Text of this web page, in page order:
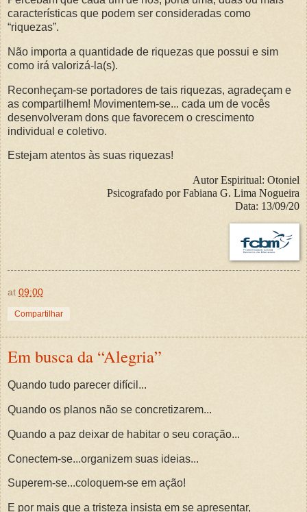
características que podem ser consideradas como
“riquezas”.
Não importa a quantidade de riquezas que possui e sim
como irá valorizá-la(s).
Reconheçam-se portadores de tais riquezas, agradeçam e
as compartilhem! Movimentem-se... cada um de vocês
desenvolveram dons que favorecem o crescimento
individual e coletivo.
Estejam atentos às suas riquezas!
Autor Espiritual: Otoniel
Psicografado por Fabiana G. Lima Nogueira
Data: 13/09/20
at 09:00
Compartilhar
Em busca da “Alegria”
Quando tudo parecer difícil...
Quando os planos não se concretizarem...
Quando a paz deixar de habitar o seu coração...
Conectem-se...organizem suas ideias...
Superem-se...coloquem-se em ação!
E por mais que a tristeza insista em se apresentar,